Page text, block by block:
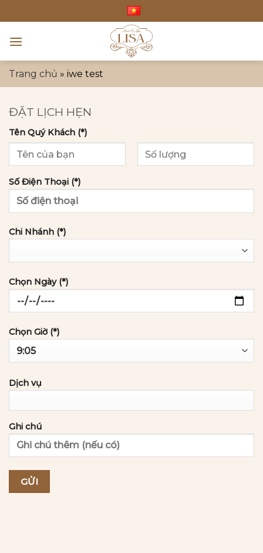
qua
nội
Trang chủ » iwe test
ĐẶT LỊCH HẸN
Tên Quý Khách (*)
Số Điện Thoại (*)
Chi Nhánh (*)
Chọn Ngày (*)
Chọn Giờ (*)
Dịch vụ
Ghi chú